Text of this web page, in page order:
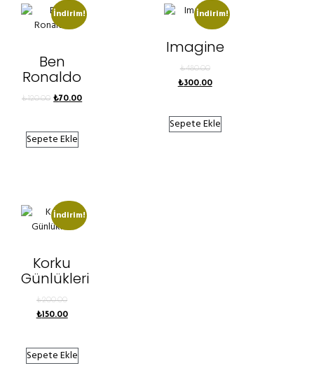
İndirim!
Ben
Ronaldo
₺120.00 ₺70.00
Sepete Ekle
İndirim!
Imagine
₺480.00
₺300.00
Sepete Ekle
İndirim!
Korku
Günlükleri
₺200.00
₺150.00
Sepete Ekle